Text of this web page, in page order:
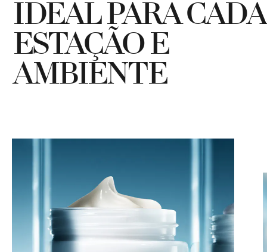
IDEAL PARA CADA
ESTAÇÃO E
AMBIENTE